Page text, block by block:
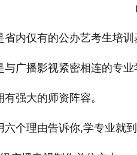
省内仅有的公办艺考生培训
与广播影视紧密相连的专业
有强大的师资阵容。
六个理由告诉你,学专业就